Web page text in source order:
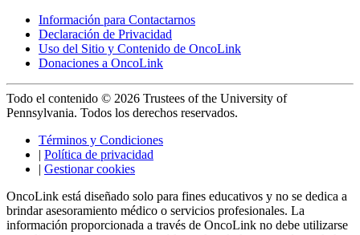
Información para Contactarnos
Declaración de Privacidad
Uso del Sitio y Contenido de OncoLink
Donaciones a OncoLink
Todo el contenido © 2026 Trustees of the University of
Pennsylvania. Todos los derechos reservados.
Términos y Condiciones
| Política de privacidad
| Gestionar cookies
OncoLink está diseñado solo para fines educativos y no se dedica a
brindar asesoramiento médico o servicios profesionales. La
información proporcionada a través de OncoLink no debe utilizarse